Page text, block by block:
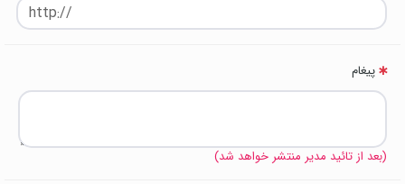
پیغام
(بعد از تائید مدیر منتشر خواهد شد)